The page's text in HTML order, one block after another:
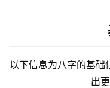
以下信息为八字的基础
出